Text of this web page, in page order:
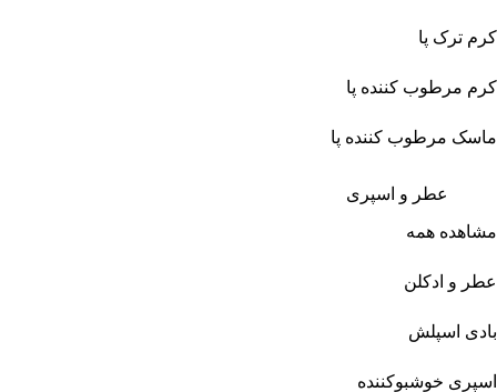
کرم ترک پا
کرم مرطوب کننده پا
ماسک مرطوب کننده پا
عطر و اسپری
مشاهده همه
عطر و ادکلن
بادی اسپلش
اسپری خوشبوکننده